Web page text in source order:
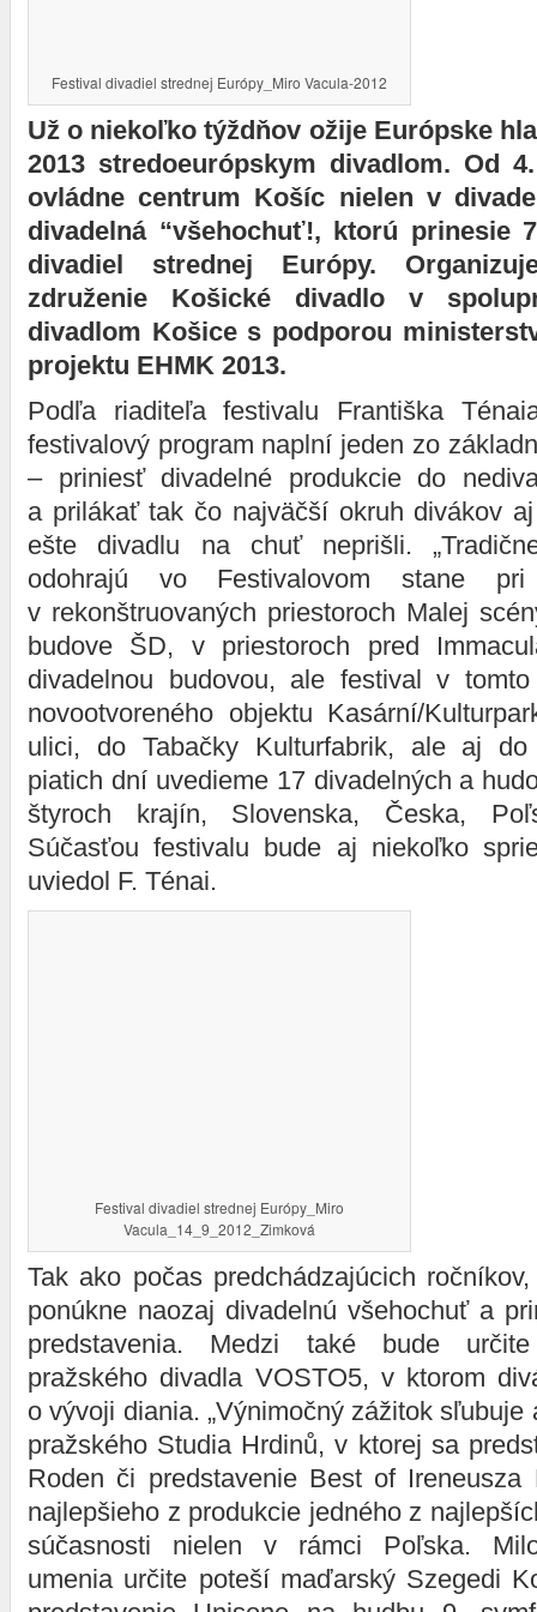
Festival divadiel strednej Európy_Miro Vacula-2012
Už o niekoľko týždňov ožije Európske
2013 stredoeurópskym divadlom. Od
ovládne centrum Košíc nielen v
divadelná “všehochuť!, ktorú prinesie
divadiel strednej Európy.
združenie Košické divadlo v
divadlom Košice s podporou
projektu EHMK 2013.
Podľa riaditeľa festivalu Františka
festivalový program naplní jeden zo
– priniesť divadelné produkcie do
a prilákať tak čo najväčší okruh divákov
ešte divadlu na chuť neprišli.
odohrajú vo Festivalovom stane
v rekonštruovaných priestoroch Malej
budove ŠD, v priestoroch pred
divadelnou budovou, ale festival v
novootvoreného objektu Kasární/
ulici, do Tabačky Kulturfabrik, ale aj do
piatich dní uvedieme 17 divadelných a
štyroch krajín, Slovenska, Česka,
Súčasťou festivalu bude aj niekoľko
uviedol F. Ténai.
Festival divadiel strednej Európy_Miro
Vacula_14_9_2012_Zimková
Tak ako počas predchádzajúcich
ponúkne naozaj divadelnú všehochuť a
predstavenia. Medzi také bude
pražského divadla VOSTO5, v ktorom
o vývoji diania. „Výnimočný zážitok sľubuje
pražského Studia Hrdinů, v ktorej sa
Roden či predstavenie Best of Ireneusza
najlepšieho z produkcie jedného z
súčasnosti nielen v rámci Poľska.
umenia určite poteší maďarský Szegedi